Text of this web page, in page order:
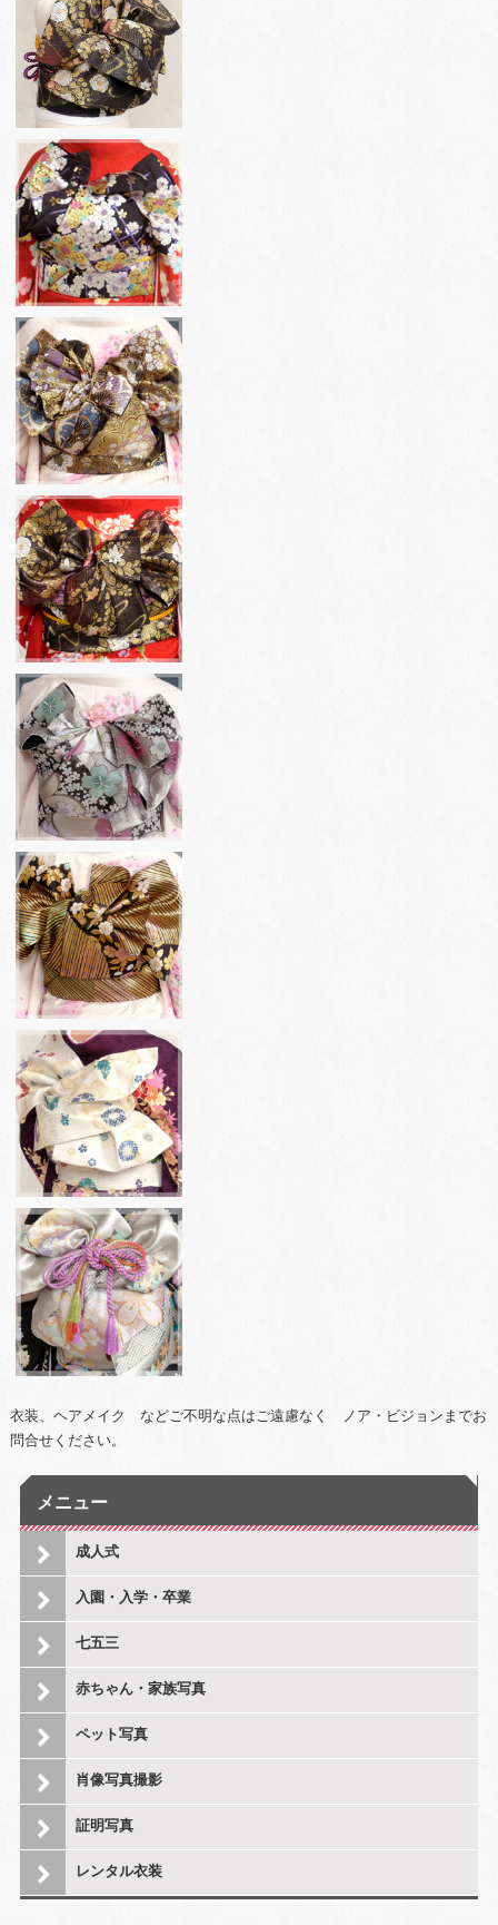
衣装、ヘアメイク などご不明な点はご遠慮なく ノア・ビジョンまでお
問合せください。
メニュー
成人式
入園・入学・卒業
七五三
赤ちゃん・家族写真
ペット写真
肖像写真撮影
証明写真
レンタル衣装